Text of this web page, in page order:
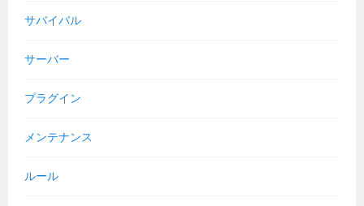
サバイバル
サーバー
プラグイン
メンテナンス
ルール